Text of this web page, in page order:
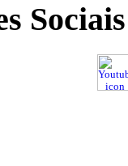
Sociais